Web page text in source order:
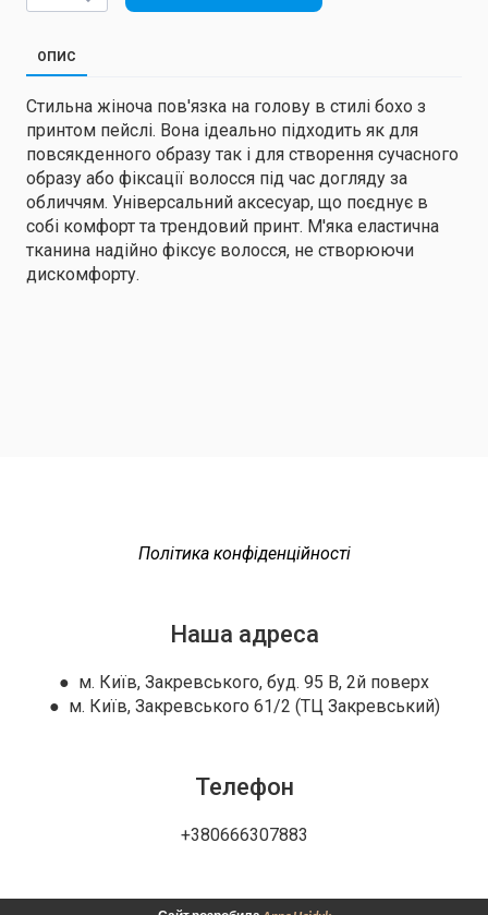
ОПИС
Стильна жіноча пов'язка на голову в стилі бохо з
принтом пейслі. Вона ідеально підходить як для
повсякденного образу так і для створення сучасного
образу або фіксації волосся під час догляду за
обличчям. Універсальний аксесуар, що поєднує в
собі комфорт та трендовий принт. М'яка еластична
тканина надійно фіксує волосся, не створюючи
дискомфорту.
Політика конфіденційності
Наша адреса
● м. Київ, Закревського, буд. 95 В, 2й поверх
● м. Київ, Закревського 61/2 (ТЦ Закревський)
Телефон
+380666307883